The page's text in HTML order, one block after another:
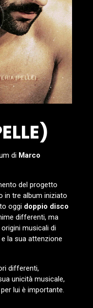
di Marco
del progetto
in tre album iniziato
oggi doppio disco
differenti, ma
musicali di
la sua attenzione
differenti,
unicità musicale,
lui è importante.